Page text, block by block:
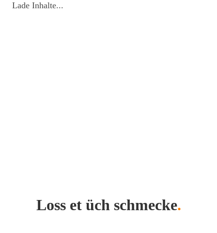
Lade Inhalte...
Loss et üch schmecke.